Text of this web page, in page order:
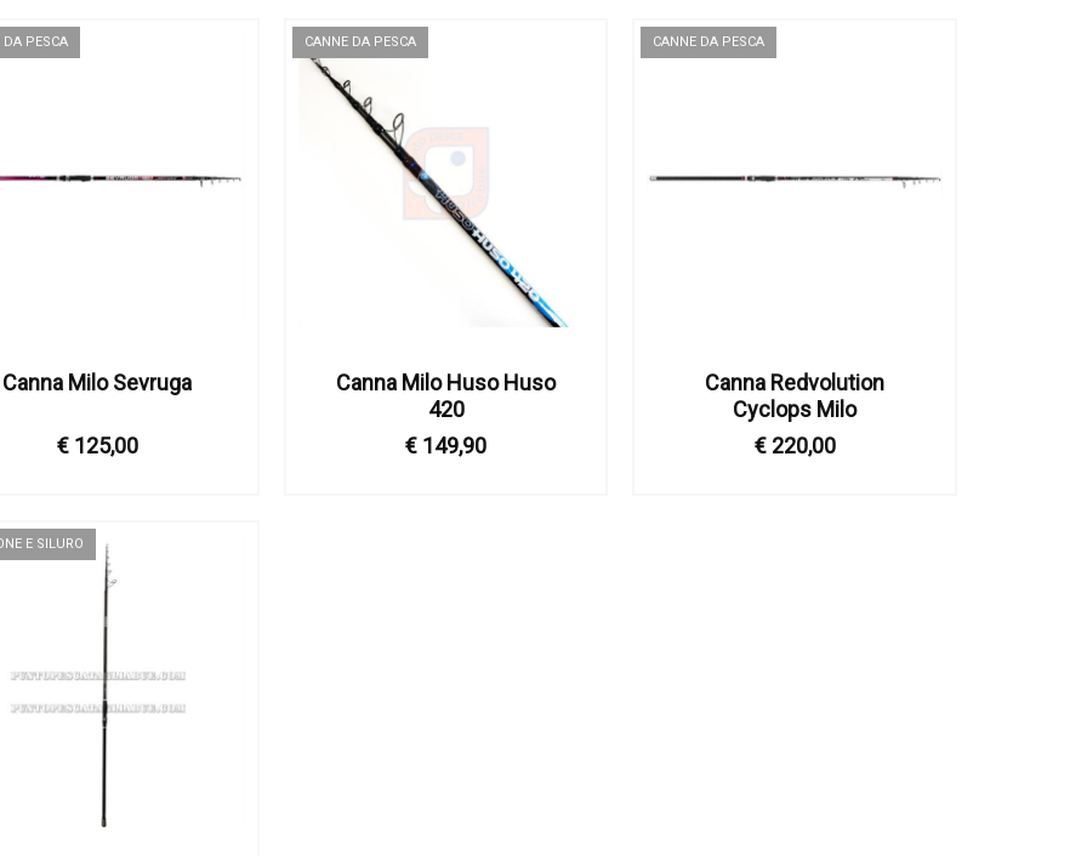
DA PESCA
Canna Milo Sevruga
€ 125,00
CANNE DA PESCA
Canna Milo Huso Huso
420
€ 149,90
CANNE DA PESCA
Canna Redvolution
Cyclops Milo
€ 220,00
E SILURO